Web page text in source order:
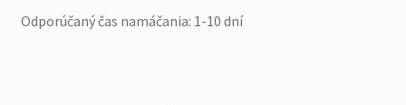
Odporúčaný čas namáčania: 1-10 dní